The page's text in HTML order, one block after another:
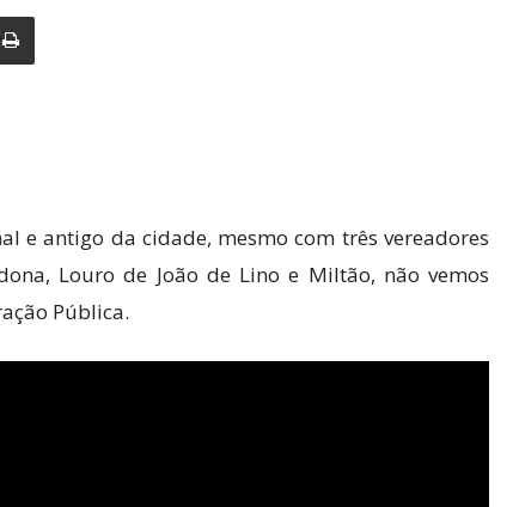
e antigo da cidade, mesmo com três vereadores
Louro de João de Lino e Miltão, não vemos
Pública.